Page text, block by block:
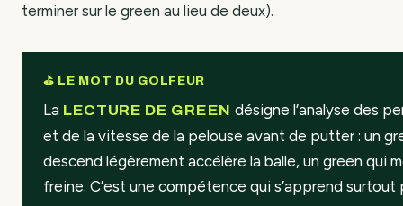
terminer sur le green au lieu de deux).
⛳ LE MOT DU GOLFEUR
La LECTURE DE GREEN désigne l’analyse des
et de la vitesse de la pelouse avant de putter : un
descend légèrement accélère la balle, un green qui
freine. C’est une compétence qui s’apprend surtout